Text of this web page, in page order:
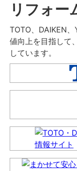
リフォー
TOTO、DAIKEN
値向上を目指して
しています。